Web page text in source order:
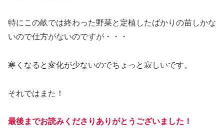
特にこの畝では終わった野菜と定植したばかりの苗しかな
いので仕方がないのですが・・・
寒くなると変化が少ないのでちょっと寂しいです。
それではまた！
最後までお読みくださりありがとうございました！